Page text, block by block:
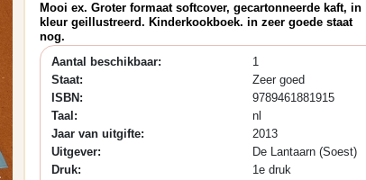
Mooi ex. Groter formaat softcover, gecartonneerde kaft, in
kleur geillustreerd. Kinderkookboek. in zeer goede staat
nog.
Aantal beschikbaar:
1
Staat:
Zeer goed
ISBN:
9789461881915
Taal:
nl
Jaar van uitgifte:
2013
Uitgever:
De Lantaarn (Soest)
Druk:
1e druk